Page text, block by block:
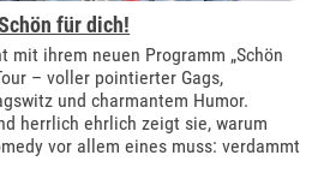
für dich!
mit ihrem neuen Programm „Schön
– voller pointierter Gags,
und charmantem Humor.
herrlich ehrlich zeigt sie, warum
vor allem eines muss: verdammt